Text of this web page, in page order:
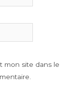
mon site dans le